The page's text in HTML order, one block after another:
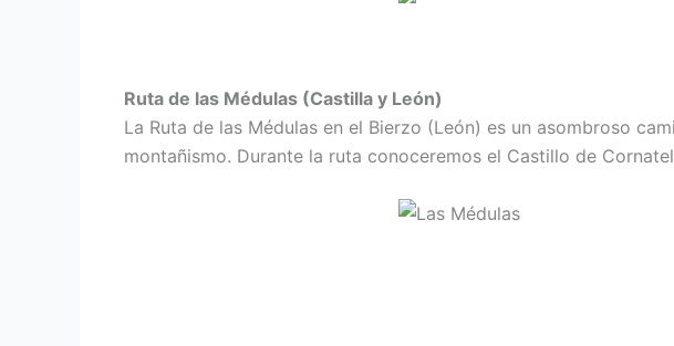
Ruta de las Médulas (Castilla y León)
La Ruta de las Médulas en el Bierzo (León) es un asombroso
montañismo. Durante la ruta conoceremos el Castillo de